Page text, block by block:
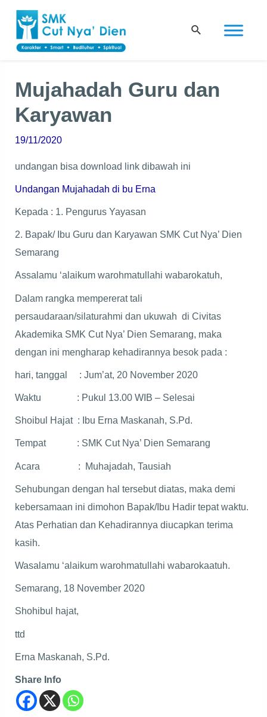
Skip
content
Search
Mujahadah Guru dan
Karyawan
19/11/2020
undangan bisa download link dibawah ini
Undangan Mujahadah di bu Erna
Kepada : 1. Pengurus Yayasan
2. Bapak/ Ibu Guru dan Karyawan SMK Cut Nya’ Dien
Semarang
Assalamu ‘alaikum warohmatullahi wabarokatuh,
Dalam rangka mempererat tali
persaudaraan/silaturahmi dan ukuwah di Civitas
Akademika SMK Cut Nya’ Dien Semarang, maka
dengan ini mengharap kehadirannya besok pada :
hari, tanggal : Jum’at, 20 November 2020
Waktu : Pukul 13.00 WIB – Selesai
Shoibul Hajat : Ibu Erna Maskanah, S.Pd.
Tempat : SMK Cut Nya’ Dien Semarang
Acara : Muhajadah, Tausiah
Sehubungan dengan hal tersebut diatas, maka demi
kebersamaan ini dimohon Bapak/Ibu Hadir tepat waktu.
Atas Perhatian dan Kehadirannya diucapkan terima
kasih.
Wasalamu ‘alaikum warohmatullahi wabarokaatuh.
Semarang, 18 November 2020
Shohibul hajat,
ttd
Erna Maskanah, S.Pd.
Share Info
Post
navigation